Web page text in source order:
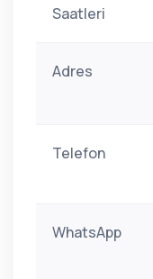
Saatleri
Adres
Telefon
WhatsApp